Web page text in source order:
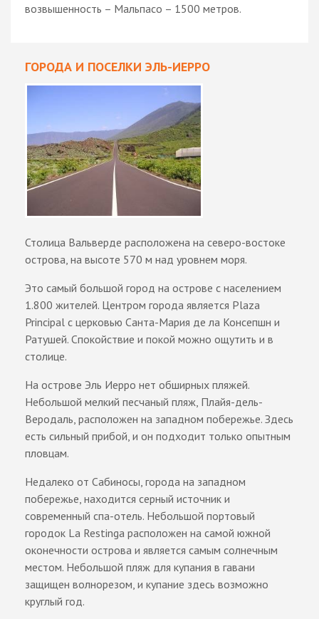
возвышенность – Мальпасо – 1500 метров.
ГОРОДА И ПОСЕЛКИ ЭЛЬ-ИЕРРО
Столица Вальверде расположена на северо-востоке
острова, на высоте 570 м над уровнем моря.
Это самый большой город на острове с населением
1.800 жителей. Центром города является Plaza
Principal с церковью Санта-Мария де ла Консепшн и
Ратушей. Спокойствие и покой можно ощутить и в
столице.
На острове Эль Иерро нет обширных пляжей.
Небольшой мелкий песчаный пляж, Плайя-дель-
Веродаль, расположен на западном побережье. Здесь
есть сильный прибой, и он подходит только опытным
пловцам.
Недалеко от Сабиносы, города на западном
побережье, находится серный источник и
современный спа-отель. Небольшой портовый
городок La Restinga расположен на самой южной
оконечности острова и является самым солнечным
местом. Небольшой пляж для купания в гавани
защищен волнорезом, и купание здесь возможно
круглый год.